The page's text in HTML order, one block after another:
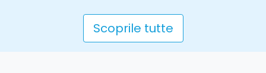
Scoprile tutte